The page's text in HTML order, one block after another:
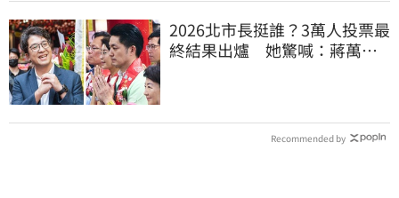
2026北市長挺誰？3萬人投票最
終結果出爐 她驚喊：蔣萬安
Recommended by